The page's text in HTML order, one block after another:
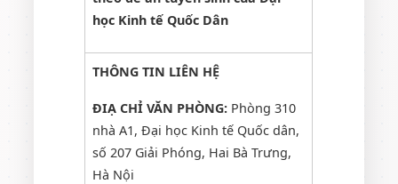
học Kinh tế Quốc Dân
THÔNG TIN LIÊN HỆ
ĐIẠ CHỈ VĂN PHÒNG: Phòng 310
nhà A1, Đại học Kinh tế Quốc dân,
số 207 Giải Phóng, Hai Bà Trưng,
Hà Nội